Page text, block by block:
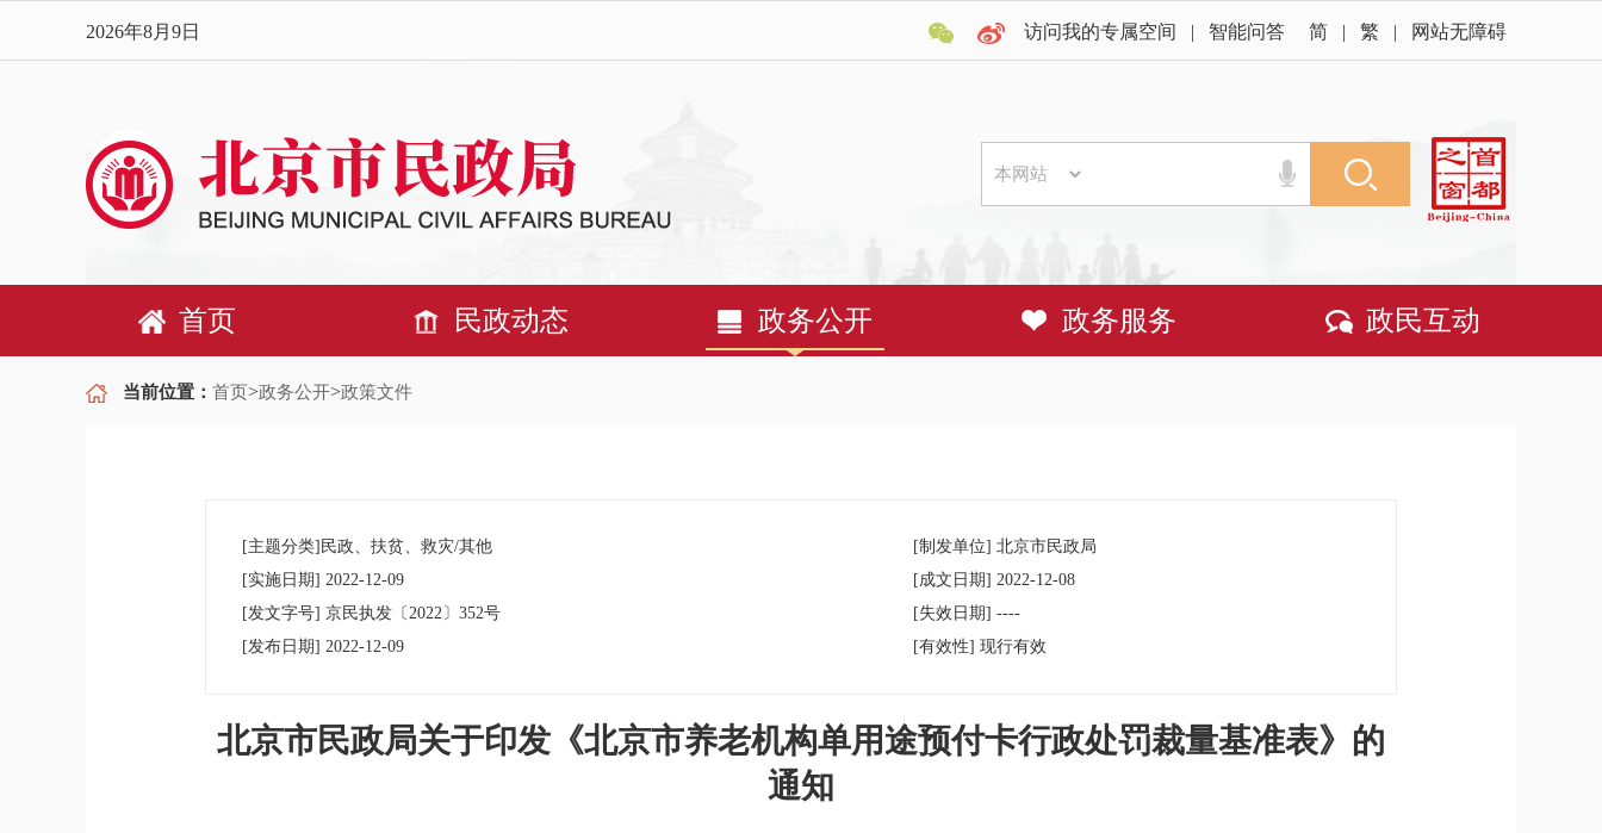
2026年8月9日 访问我的专属空间 | 智能问答 简 | 繁 | 网站无障碍
首页 民政动态 政务公开 政务服务 政民互动
当前位置： 首页>政务公开>政策文件
[主题分类] 民政、扶贫、救灾/其他 [制发单位] 北京市民政局
[实施日期] 2022-12-09
09:55:22
[成文日期] 2022-12-08
09:55:15
[发文字号] 京民执发 〔2022〕 352号 [失效日期] ----
[发布日期] 2022-12-09
[有效性] 现行有效
北京市民政局关于印发《北京市养老机构单用途预付卡行政处罚裁量基准表》的
通知